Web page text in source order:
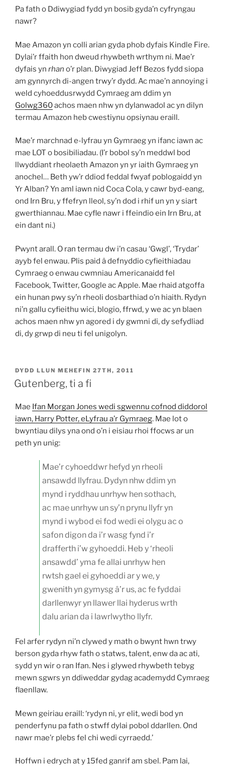
Pa fath o Ddiwygiad fydd yn bosib gyda’n cyfryngau
nawr?
Mae Amazon yn colli arian gyda phob dyfais Kindle Fire.
Dylai’r ffaith hon dweud rhywbeth wrthym ni. Mae’r
dyfais yn rhan o’r plan. Diwygiad Jeff Bezos fydd siopa
am gynnyrch di-angen trwy’r dydd. Ac mae’n annoying i
weld cyhoeddusrwydd Cymraeg am ddim yn
Golwg360achos maen nhw yn dylanwadol ac yn dilyn
termau Amazon heb cwestiynu opsiynau eraill.
Mae’r marchnad e-lyfrau yn Gymraeg yn ifanc iawn ac
mae LOT o bosibiliadau. (I’r bobol sy’n meddwl bod
llwyddiant rheolaeth Amazon yn yr iaith Gymraeg yn
anochel… Beth yw’r ddiod feddal fwyaf poblogaidd yn
Yr Alban? Yn aml iawn nid Coca Cola, y cawr byd-eang,
ond Irn Bru, y ffefryn lleol, sy’n dod i rhif un yn y siart
gwerthiannau. Mae cyfle nawr i ffeindio ein Irn Bru, at
ein dant ni.)
Pwynt arall. O ran termau dw i’n casau ‘Gwgl’, ‘Trydar’
ayyb fel enwau. Plis paid â defnyddio cyfieithiadau
Cymraeg o enwau cwmniau Americanaidd fel
Facebook, Twitter, Google ac Apple. Mae rhaid atgoffa
ein hunan pwy sy’n rheoli dosbarthiad o’n hiaith. Rydyn
ni’n gallu cyfieithu wici, blogio, ffrwd, y we ac yn blaen
achos maen nhw yn agored i dy gwmni di, dy sefydliad
di, dy grwp di neu ti fel unigolyn.
COFNODWYD
AR
DYDD LLUN MEHEFIN 27TH, 2011
Gutenberg, ti a fi
Mae Ifan Morgan Jones wedi sgwennu cofnod diddorol
iawn, Harry Potter, eLyfrau a’r Gymraeg. Mae lot o
bwyntiau dilys yna ond o’n i eisiau rhoi ffocws ar un
peth yn unig:
Mae’r cyhoeddwr hefyd yn rheoli
ansawdd llyfrau. Dydyn nhw ddim yn
mynd i ryddhau unrhyw hen sothach,
ac mae unrhyw un sy’n prynu llyfr yn
mynd i wybod ei fod wedi ei olygu ac o
safon digon da i’r wasg fynd i’r
drafferth i’w gyhoeddi. Heb y ‘rheoli
ansawdd’ yma fe allai unrhyw hen
rwtsh gael ei gyhoeddi ar y we, y
gwenith yn gymysg â’r us, ac fe fyddai
darllenwyr yn llawer llai hyderus wrth
dalu arian da i lawrlwytho llyfr.
Fel arfer rydyn ni’n clywed y math o bwynt hwn trwy
berson gyda rhyw fath o statws, talent, enw da ac ati,
sydd yn wir o ran Ifan. Nes i glywed rhywbeth tebyg
mewn sgwrs yn ddiweddar gydag academydd Cymraeg
flaenllaw.
Mewn geiriau eraill: ‘rydyn ni, yr elit, wedi bod yn
penderfynu pa fath o stwff dylai pobol ddarllen. Ond
nawr mae’r plebs fel chi wedi cyrraedd.’
Hoffwn i edrych at y 15fed ganrif am sbel. Pam lai,